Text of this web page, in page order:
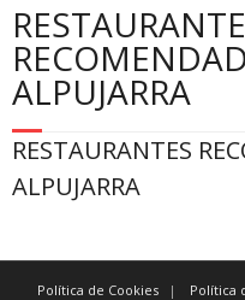
ALPUJARRA
RESTAURANTES
ALPUJARRA
Política de Cookies Política